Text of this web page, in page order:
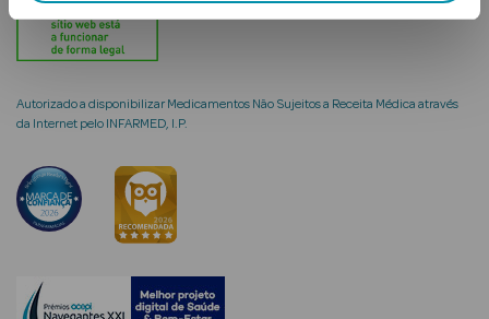
Solares
Autorizado a disponibilizar Medicamentos Não Sujeitos a Receita Médica através
da Internet pelo INFARMED, I.P.